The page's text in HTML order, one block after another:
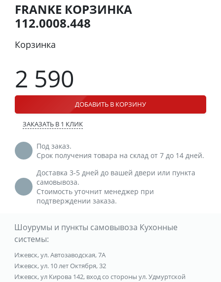
FRANKE КОРЗИНКА
112.0008.448
Корзинка
2 590
ДОБАВИТЬ В КОРЗИНУ
ЗАКАЗАТЬ В 1 КЛИК
Под заказ.
Срок получения товара на склад от 7 до 14 дней.
Доставка 3-5 дней до вашей двери или пункта
самовывоза.
Стоимость уточнит менеджер при
подтверждении заказа.
Шоурумы и пункты самовывоза Кухонные
системы:
Ижевск, ул. Автозаводская, 7А
Ижевск, ул. 10 лет Октября, 32
Ижевск, ул Кирова 142, вход со стороны ул. Удмуртской